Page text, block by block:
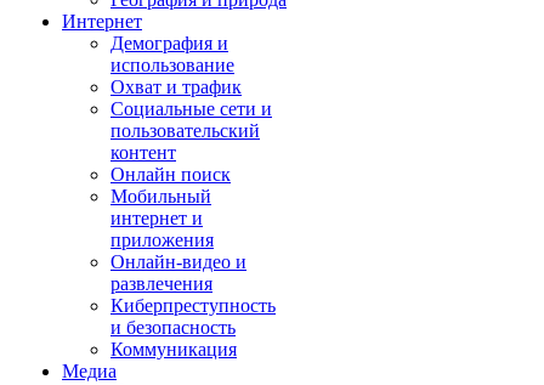
Интернет
Демография и
использование
Охват и трафик
Социальные сети и
пользовательский
контент
Онлайн поиск
Мобильный
интернет и
приложения
Онлайн-видео и
развлечения
Киберпреступность
и безопасность
Коммуникация
Медиа